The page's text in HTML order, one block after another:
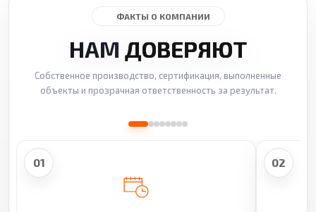
ФАКТЫ О КОМПАНИИ
НАМ ДОВЕРЯЮТ
Собственное производство, сертификация, выполненные
объекты и прозрачная ответственность за результат.
01 02